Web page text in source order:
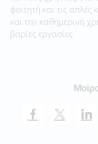
φοιτητή και τις
και την καθημερινή
βαρίες εργασίες.